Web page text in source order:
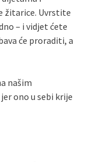
žitarice. Uvrstite
– i vidjet ćete
će proraditi, a
našim
ono u sebi krije